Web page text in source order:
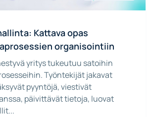
Kattava opas
organisointiin
yritys tukeutuu satoihin
Työntekijät jakavat
pyyntöjä, viestivät
päivittävät tietoja, luovat